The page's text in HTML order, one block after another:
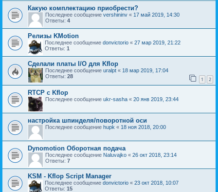
Какую комплектацию приобрести?
Последнее сообщение vershininv « 17 май 2019, 14:30
Ответы: 4
Релизы KMotion
Последнее сообщение donvictorio « 27 мар 2019, 21:22
Ответы: 1
Сделали платы I/O для Kflop
Последнее сообщение uralpt « 18 мар 2019, 17:04
Ответы: 28 1 2
RTCP с Kflop
Последнее сообщение ukr-sasha « 20 янв 2019, 23:44
настройка шпинделя/поворотной оси
Последнее сообщение hupk « 18 ноя 2018, 20:00
Dynomotion Оборотная подача
Последнее сообщение Naluvajko « 26 окт 2018, 23:14
Ответы: 7
KSM - Kflop Script Manager
Последнее сообщение donvictorio « 23 окт 2018, 10:07
Ответы: 15